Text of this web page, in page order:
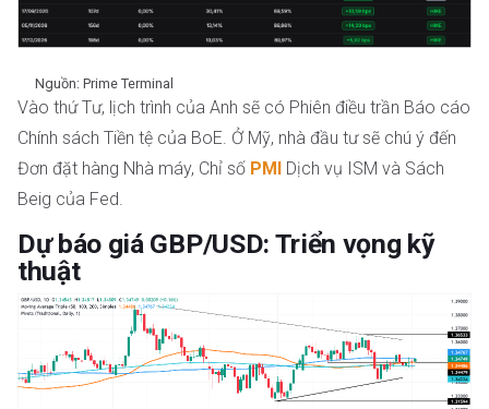
Nguồn: Prime Terminal
Vào thứ Tư, lịch trình của Anh sẽ có Phiên điều trần Báo cáo
Chính sách Tiền tệ của BoE. Ở Mỹ, nhà đầu tư sẽ chú ý đến
Đơn đặt hàng Nhà máy, Chỉ số PMI Dịch vụ ISM và Sách
Beig của Fed.
Dự báo giá GBP/USD: Triển vọng kỹ
thuật